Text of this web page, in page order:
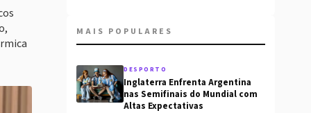
MAIS POPULARES
DESPORTO
Inglaterra Enfrenta Argentina
nas Semifinais do Mundial com
Altas Expectativas